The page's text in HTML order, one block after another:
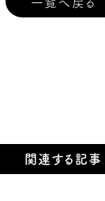
一覧へ戻る
関連する記事